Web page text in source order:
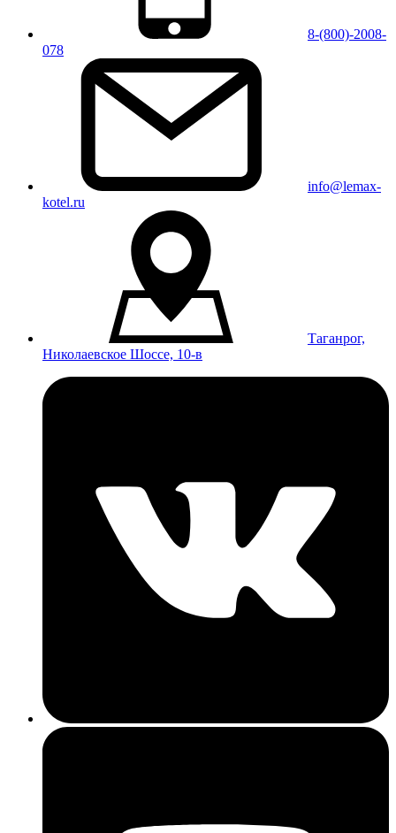
8-(800)-2008-
078
info@lemax-
kotel.ru
Таганрог,
Николаевское Шоссе, 10-в